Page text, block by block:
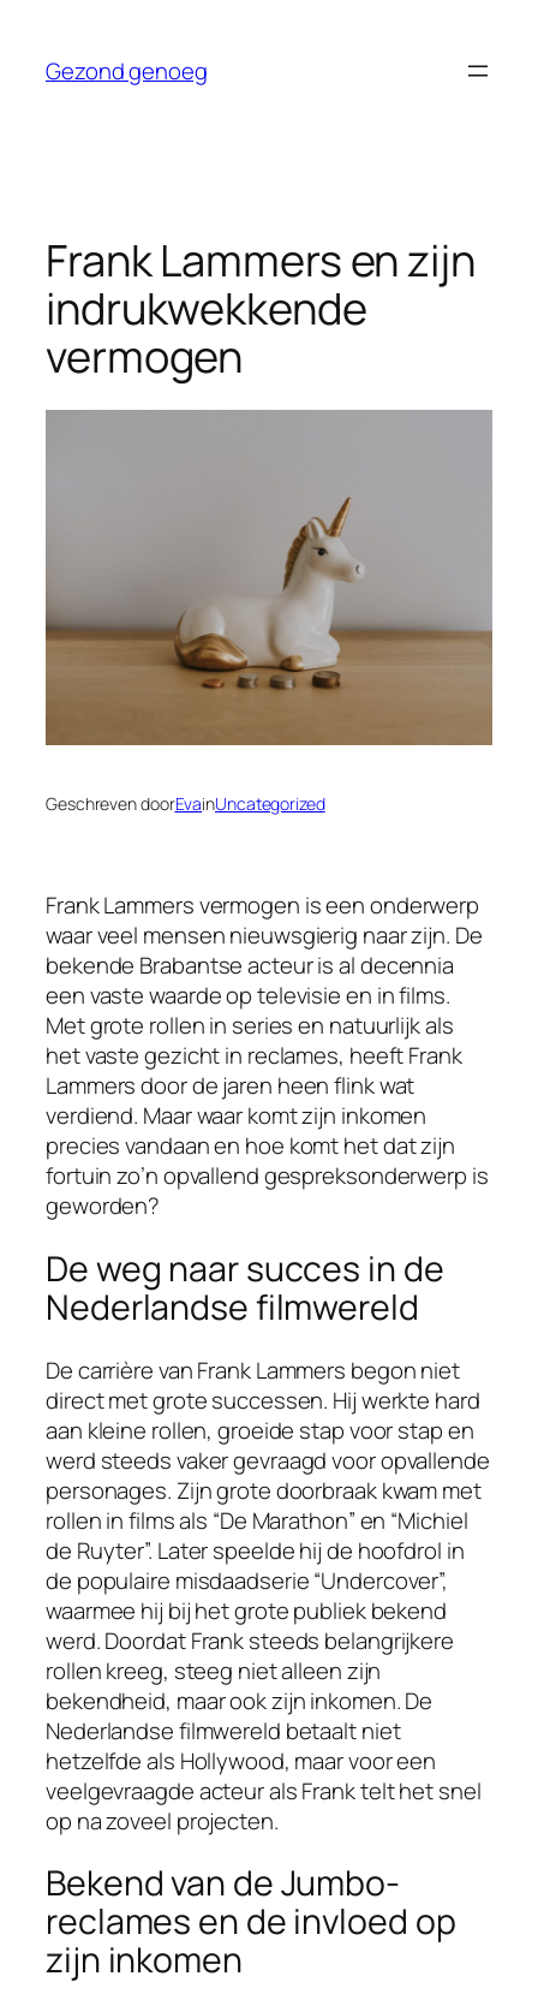
Gezond genoeg
Frank Lammers en zijn
indrukwekkende
vermogen
Geschreven doorEvainUncategorized
Frank Lammers vermogen is een onderwerp
waar veel mensen nieuwsgierig naar zijn. De
bekende Brabantse acteur is al decennia
een vaste waarde op televisie en in films.
Met grote rollen in series en natuurlijk als
het vaste gezicht in reclames, heeft Frank
Lammers door de jaren heen flink wat
verdiend. Maar waar komt zijn inkomen
precies vandaan en hoe komt het dat zijn
fortuin zo’n opvallend gespreksonderwerp is
geworden?
De weg naar succes in de
Nederlandse filmwereld
De carrière van Frank Lammers begon niet
direct met grote successen. Hij werkte hard
aan kleine rollen, groeide stap voor stap en
werd steeds vaker gevraagd voor opvallende
personages. Zijn grote doorbraak kwam met
rollen in films als “De Marathon” en “Michiel
de Ruyter”. Later speelde hij de hoofdrol in
de populaire misdaadserie “Undercover”,
waarmee hij bij het grote publiek bekend
werd. Doordat Frank steeds belangrijkere
rollen kreeg, steeg niet alleen zijn
bekendheid, maar ook zijn inkomen. De
Nederlandse filmwereld betaalt niet
hetzelfde als Hollywood, maar voor een
veelgevraagde acteur als Frank telt het snel
op na zoveel projecten.
Bekend van de Jumbo-
reclames en de invloed op
zijn inkomen